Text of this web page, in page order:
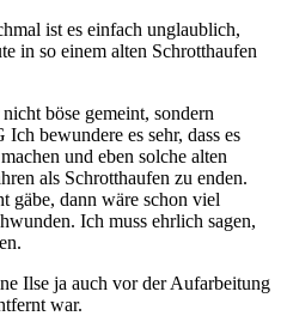
ist es einfach unglaublich,
in so einem alten Schrotthaufen
böse gemeint, sondern
Ich bewundere es sehr, dass es
und eben solche alten
als Schrotthaufen zu enden.
gäbe, dann wäre schon viel
Ich muss ehrlich sagen,
Ilse ja auch vor der Aufarbeitung
war.